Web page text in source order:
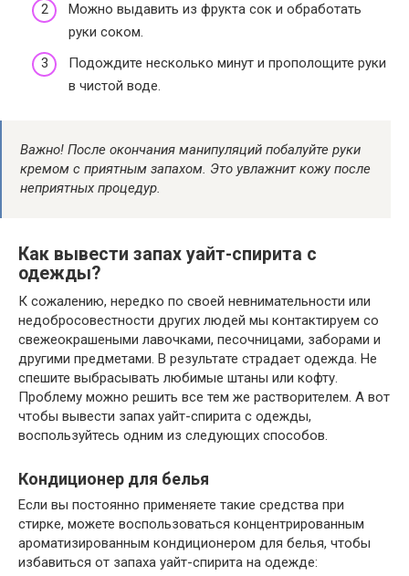
Можно выдавить из фрукта сок и обработать
руки соком.
Подождите несколько минут и прополощите руки
в чистой воде.
Важно! После окончания манипуляций побалуйте руки
кремом с приятным запахом. Это увлажнит кожу после
неприятных процедур.
Как вывести запах уайт-спирита с
одежды?
К сожалению, нередко по своей невнимательности или
недобросовестности других людей мы контактируем со
свежеокрашеными лавочками, песочницами, заборами и
другими предметами. В результате страдает одежда. Не
спешите выбрасывать любимые штаны или кофту.
Проблему можно решить все тем же растворителем. А вот
чтобы вывести запах уайт-спирита с одежды,
воспользуйтесь одним из следующих способов.
Кондиционер для белья
Если вы постоянно применяете такие средства при
стирке, можете воспользоваться концентрированным
ароматизированным кондиционером для белья, чтобы
избавиться от запаха уайт-спирита на одежде: